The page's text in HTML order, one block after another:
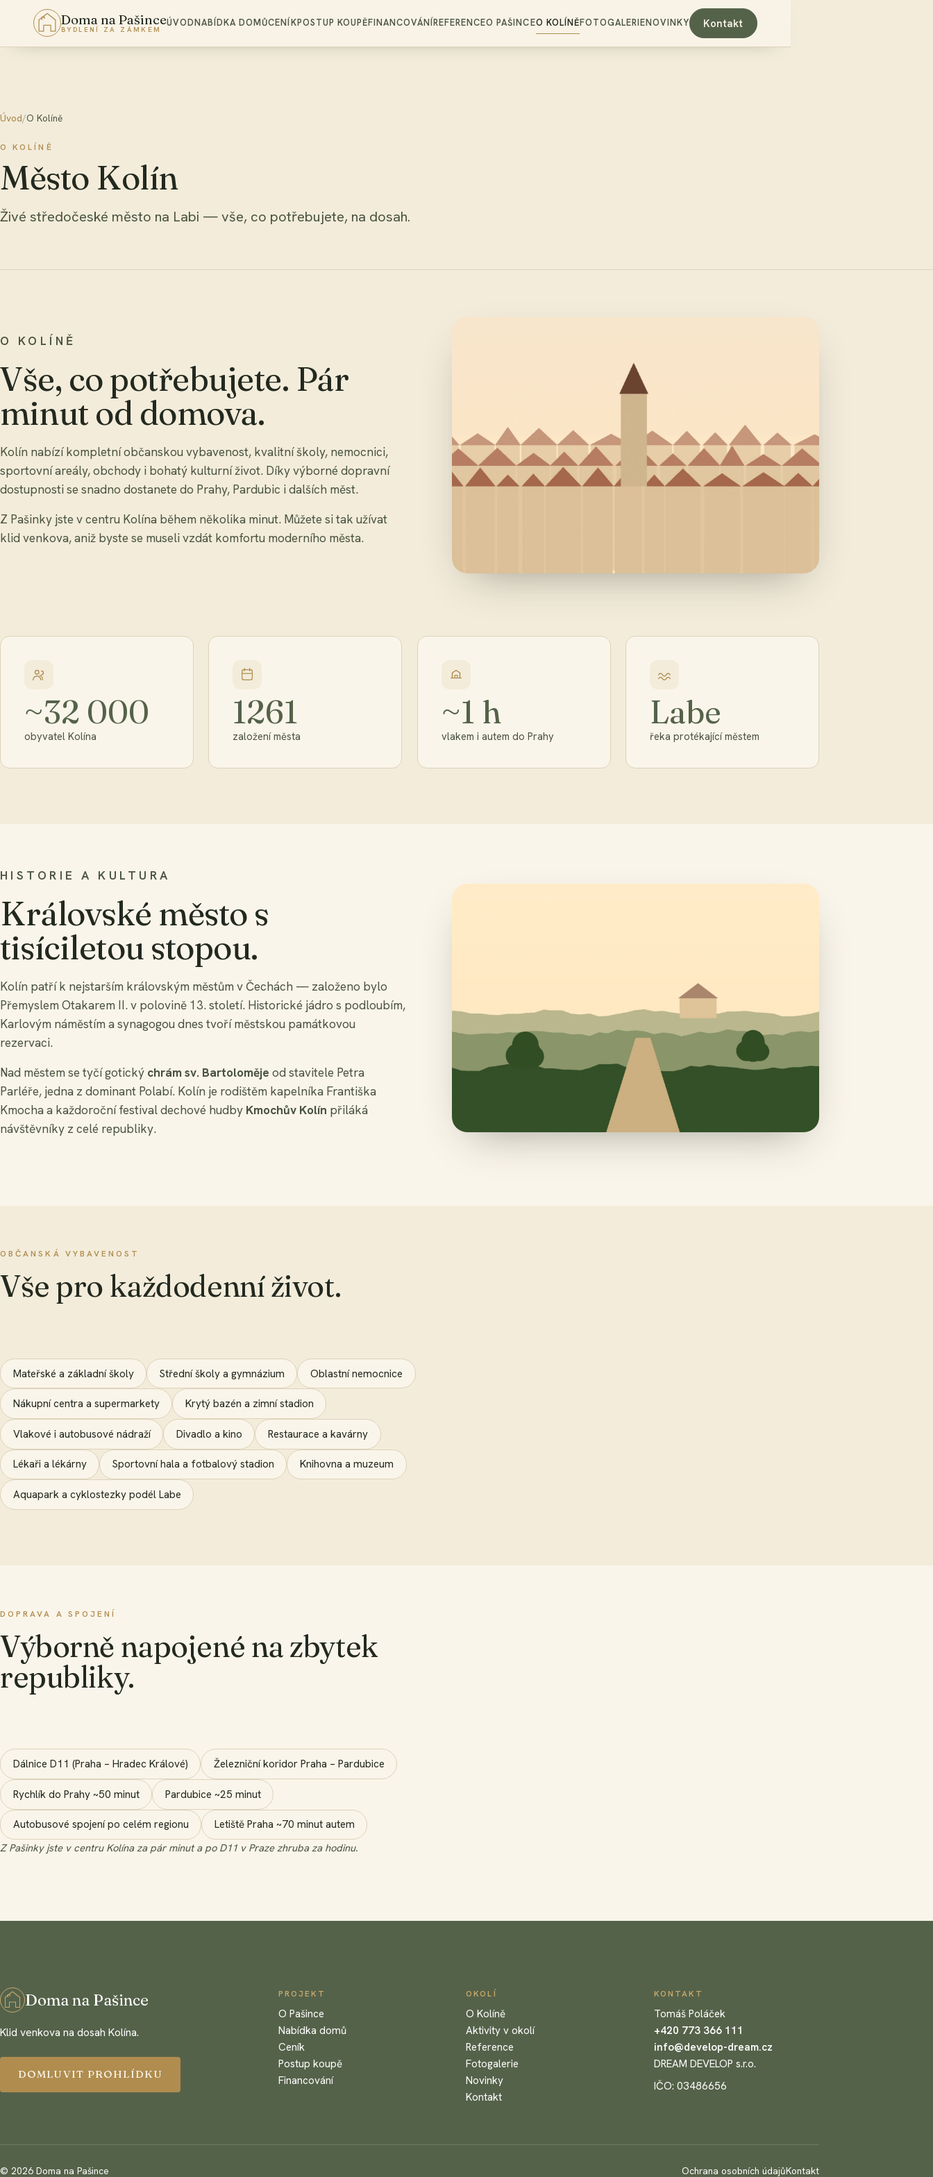
Doma na Pašince
BYDLENÍ ZA ZÁMKEM
ÚVODNABÍDKA DOMŮCENÍKPOSTUP KOUPĚFINANCOVÁNÍREFERENCEO PAŠINCEO KOLÍNĚFOTOGALERIENOVINKY Kontakt
Úvod/O Kolíně
O KOLÍNĚ
Město Kolín
Živé středočeské město na Labi — vše, co potřebujete, na dosah.
O KOLÍNĚ
Vše, co potřebujete. Pár
minut od domova.
Kolín nabízí kompletní občanskou vybavenost, kvalitní školy, nemocnici,
sportovní areály, obchody i bohatý kulturní život. Díky výborné dopravní
dostupnosti se snadno dostanete do Prahy, Pardubic i dalších měst.
Z Pašinky jste v centru Kolína během několika minut. Můžete si tak užívat
klid venkova, aniž byste se museli vzdát komfortu moderního města.
~32 000
obyvatel Kolína
1261
založení města
~1 h
vlakem i autem do Prahy
Labe
řeka protékající městem
HISTORIE A KULTURA
Královské město s
tisíciletou stopou.
Kolín patří k nejstarším královským městům v Čechách — založeno bylo
Přemyslem Otakarem II. v polovině 13. století. Historické jádro s podloubím,
Karlovým náměstím a synagogou dnes tvoří městskou památkovou
rezervaci.
Nad městem se tyčí gotický chrám sv. Bartoloměje od stavitele Petra
Parléře, jedna z dominant Polabí. Kolín je rodištěm kapelníka Františka
Kmocha a každoroční festival dechové hudby Kmochův Kolín přiláká
návštěvníky z celé republiky.
OBČANSKÁ VYBAVENOST
Vše pro každodenní život.
Mateřské a základní školy Střední školy a gymnázium Oblastní nemocnice
Nákupní centra a supermarkety Krytý bazén a zimní stadion
Vlakové i autobusové nádraží Divadlo a kino Restaurace a kavárny
Lékaři a lékárny Sportovní hala a fotbalový stadion Knihovna a muzeum
Aquapark a cyklostezky podél Labe
DOPRAVA A SPOJENÍ
Výborně napojené na zbytek
republiky.
Dálnice D11 (Praha – Hradec Králové) Železniční koridor Praha – Pardubice
Rychlík do Prahy ~50 minut Pardubice ~25 minut
Autobusové spojení po celém regionu Letiště Praha ~70 minut autem
Z Pašinky jste v centru Kolína za pár minut a po D11 v Praze zhruba za hodinu.
Doma na Pašince
Klid venkova na dosah Kolína.
DOMLUVIT PROHLÍDKU
PROJEKT
O Pašince
Nabídka domů
Ceník
Postup koupě
Financování
OKOLÍ
O Kolíně
Aktivity v okolí
Reference
Fotogalerie
Novinky
Kontakt
KONTAKT
Tomáš Poláček
+420 773 366 111
info@develop-dream.cz
DREAM DEVELOP s.r.o.
IČO: 03486656
© 2026 Doma na Pašince Ochrana osobních údajůKontakt